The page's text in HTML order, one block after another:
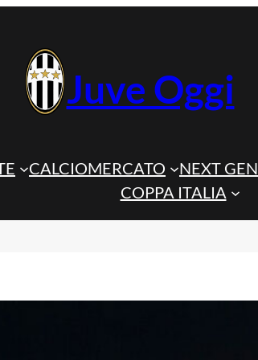
Juve Oggi
CALCIOMERCATO NEXT GEN
COPPA ITALIA